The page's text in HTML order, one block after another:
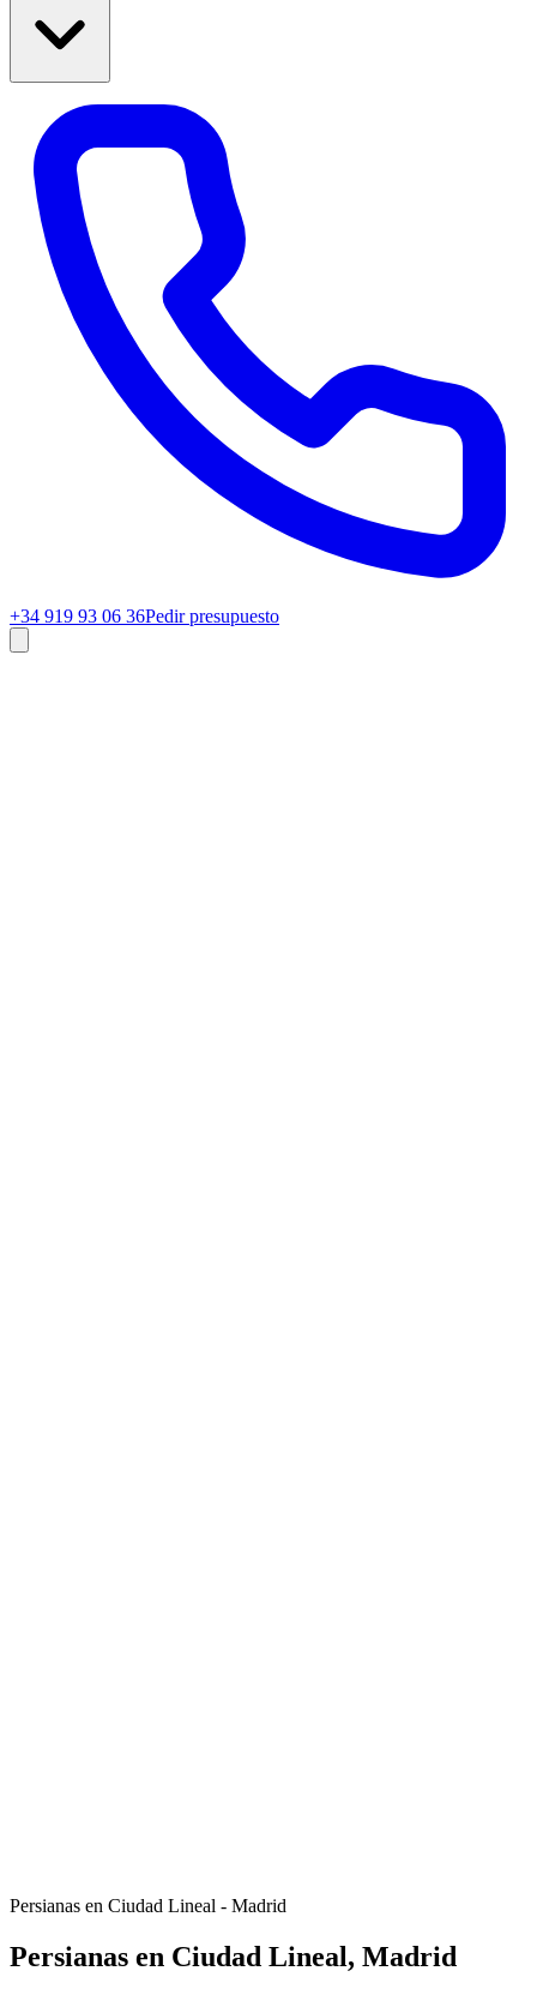
+34 919 93 06 36Pedir presupuesto
Persianas en Ciudad Lineal - Madrid
Persianas en Ciudad Lineal, Madrid